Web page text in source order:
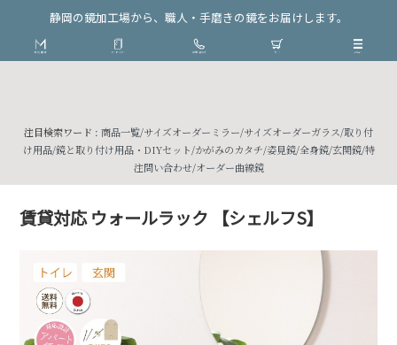
静岡の鏡加工場から、職人・手磨きの鏡をお届けします。
注目検索ワード : 商品一覧/サイズオーダーミラー/サイズオーダーガラス/取り付
け用品/鏡と取り付け用品・DIYセット/かがみのカタチ/姿見鏡/全身鏡/玄関鏡/特
注問い合わせ/オーダー曲線鏡
賃貸対応 ウォールラック 【シェルフS】